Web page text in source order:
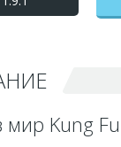
мир Kung